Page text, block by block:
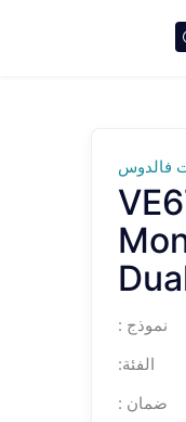
فالدوس
نموذج :
الفئة:
ضمان :